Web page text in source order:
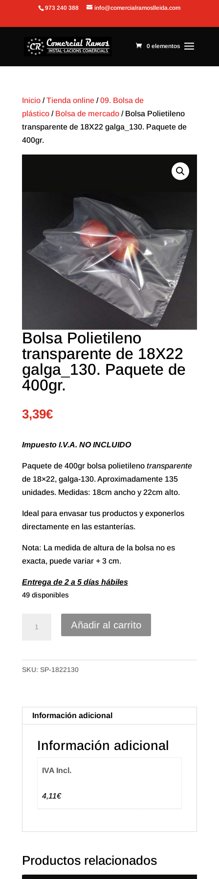
Abrir barra de herramientas
973 240 388 info@comercialramoslleida.com
0 elementos
Inicio/Tienda online/09. Bolsa de
plástico/ Bolsa de mercado/ Bolsa Polietileno
transparente de 18X22 galga_130. Paquete de
400gr.
Bolsa Polietileno
transparente de 18X22
galga_130. Paquete de
400gr.
3,39€
Impuesto I.V.A. NO INCLUIDO
Paquete de 400gr bolsa polietileno transparente
de 18×22, galga-130. Aproximadamente 135
unidades. Medidas: 18cm ancho y 22cm alto.
Ideal para envasar tus productos y exponerlos
directamente en las estanterías.
Nota: La medida de altura de la bolsa no es
exacta, puede variar + 3 cm.
Entrega de 2 a 5 días hábiles
49 disponibles
de
18X22
400gr.
cantidad
Añadir al carrito
SKU: SP-1822130
Información adicional
Información adicional
IVA Incl.
4,11€
Productos relacionados